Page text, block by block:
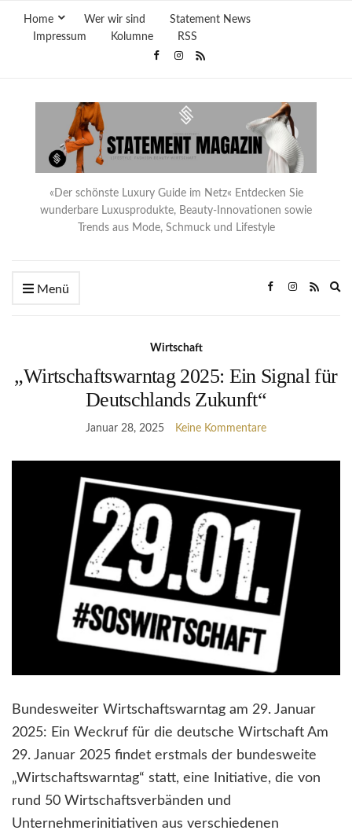
Home Wer wir sind
Statement News
Impressum
Kolumne RSS
«Der schönste Luxury Guide im Netz« Entdecken Sie
wunderbare Luxusprodukte, Beauty-Innovationen sowie
Trends aus Mode, Schmuck und Lifestyle
Menü
Wirtschaft
„Wirtschaftswarntag 2025: Ein Signal für
Deutschlands Zukunft“
Januar 28, 2025 Keine Kommentare
Bundesweiter Wirtschaftswarntag am 29. Januar
2025: Ein Weckruf für die deutsche Wirtschaft Am
29. Januar 2025 findet erstmals der bundesweite
„Wirtschaftswarntag“ statt, eine Initiative, die von
rund 50 Wirtschaftsverbänden und
Unternehmerinitiativen aus verschiedenen